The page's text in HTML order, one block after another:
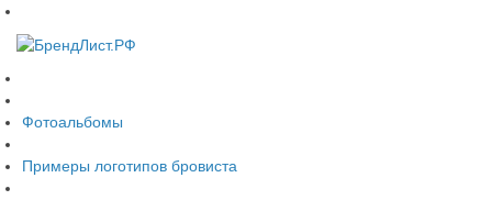
Фотоальбомы
Примеры логотипов бровиста